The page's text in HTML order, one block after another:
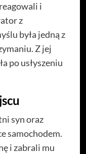
i
z
była jedną z
Z jej
po usłyszeniu
syn oraz
samochodem.
i zabrali mu